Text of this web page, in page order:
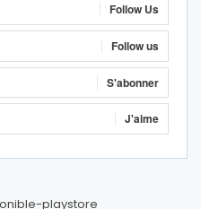
Follow Us
Follow us
S'abonner
J'aime